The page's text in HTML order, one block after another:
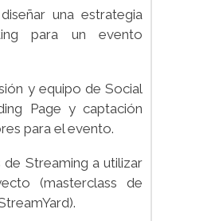
una estrategia
para un evento
y equipo de Social
Page y captación
para el evento.
de Streaming a utilizar
(masterclass de